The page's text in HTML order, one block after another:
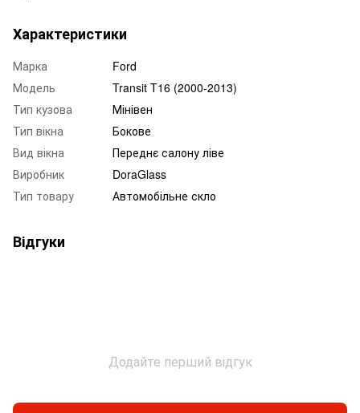
Характеристики
Марка
Ford
Модель
Transit T16 (2000-2013)
Тип кузова
Мінівен
Тип вікна
Бокове
Вид вікна
Переднє салону ліве
Виробник
DoraGlass
Тип товару
Автомобільне скло
Відгуки
Додайте перший відгук